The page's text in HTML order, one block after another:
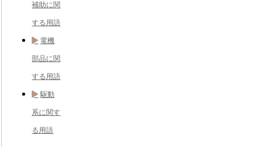
補助に関
する用語
電機
部品に関
する用語
駆動
系に関す
る用語